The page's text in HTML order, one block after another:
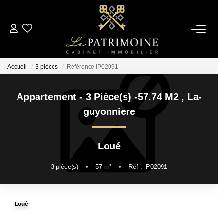
ACCUEIL
L’AGENCE
NOS ANNONCES
Ventes
Locations
Accueil 3 pièces Référence IP02091
Appartement - 3 Pièce(s) -57.74 M2 , La-
guyonniere
Loué
3 pièce(s) • 57 m² • Réf : IP02091
Loué